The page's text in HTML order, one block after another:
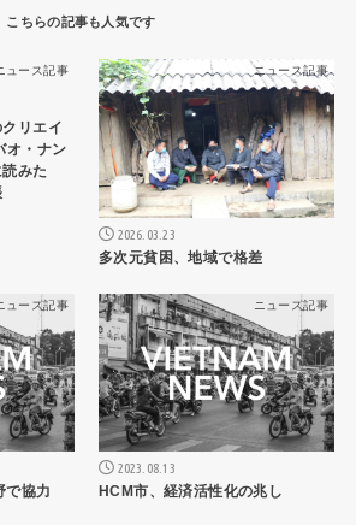
ュース記事
リエイ
オ・ナン
みた
ニュース記事
2026.03.23
多次元貧困、地域で格差
ュース記事
で協力
ニュース記事
2023.08.13
HCM市、経済活性化の兆し